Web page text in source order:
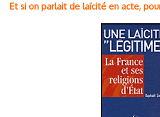
Et si on parlait de laïcité en acte,